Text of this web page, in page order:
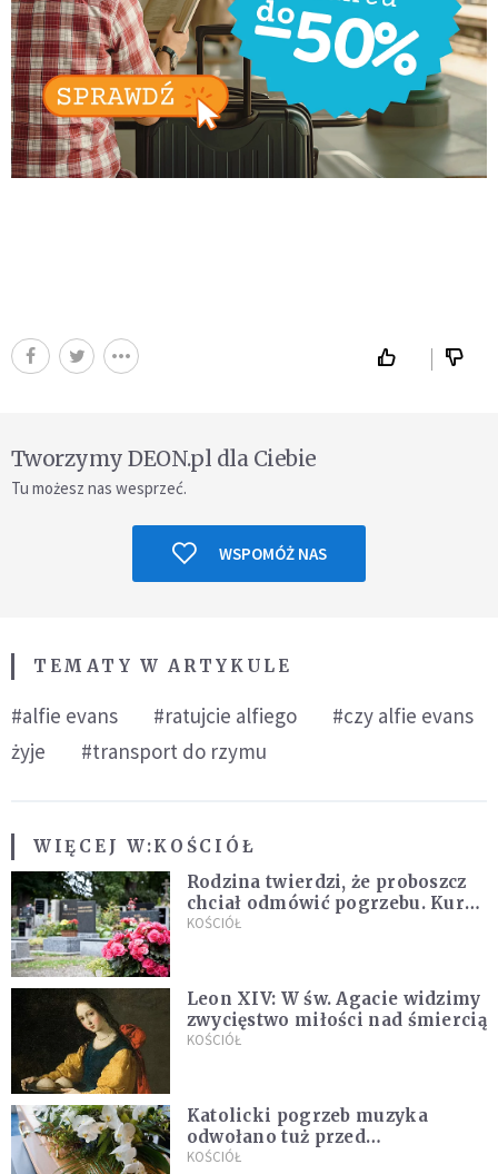
Tworzymy DEON.pl dla Ciebie
Tu możesz nas wesprzeć.
WSPOMÓŻ NAS
TEMATY W ARTYKULE
#alfie evans #ratujcie alfiego
#czy alfie evans
żyje
#transport do rzymu
WIĘCEJ W:KOŚCIÓŁ
Rodzina twierdzi, że proboszcz
chciał odmówić pogrzebu. Kuria
zapowiada wyjaśnienia
KOŚCIÓŁ
Leon XIV: W św. Agacie widzimy
zwycięstwo miłości nad śmiercią
KOŚCIÓŁ
Katolicki pogrzeb muzyka
odwołano tuż przed
uroczystością. Powodem była
KOŚCIÓŁ